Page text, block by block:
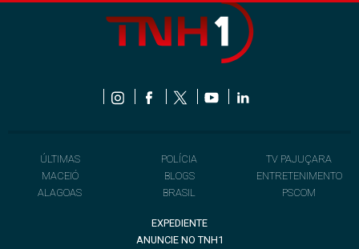
ÚLTIMAS
MACEIÓ
ALAGOAS
POLÍCIA
BLOGS
BRASIL
TV PAJUÇARA
ENTRETENIMENTO
PSCOM
EXPEDIENTE
ANUNCIE NO TNH1